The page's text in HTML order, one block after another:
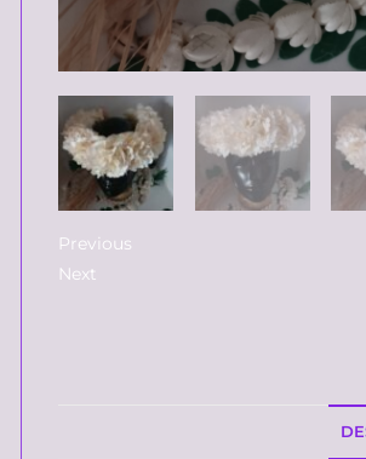
Previous
Next